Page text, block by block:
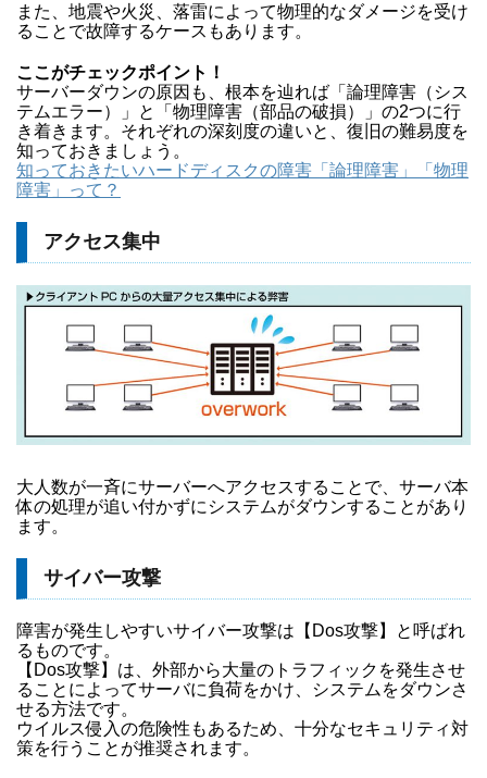
また、地震や火災、落雷によって物理的なダメージを受け
ることで故障するケースもあります。
ここがチェックポイント！
サーバーダウンの原因も、根本を辿れば「論理障害（シス
テムエラー）」と「物理障害（部品の破損）」の2つに行
き着きます。それぞれの深刻度の違いと、復旧の難易度を
知っておきましょう。
知っておきたいハードディスクの障害「論理障害」「物理
障害」って？
アクセス集中
大人数が一斉にサーバーへアクセスすることで、サーバ本
体の処理が追い付かずにシステムがダウンすることがあり
ます。
サイバー攻撃
障害が発生しやすいサイバー攻撃は【Dos攻撃】と呼ばれ
るものです。
【Dos攻撃】は、外部から大量のトラフィックを発生させ
ることによってサーバに負荷をかけ、システムをダウンさ
せる方法です。
ウイルス侵入の危険性もあるため、十分なセキュリティ対
策を行うことが推奨されます。